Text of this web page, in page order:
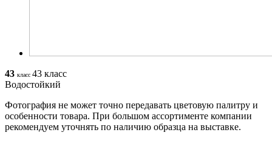
43 класс 43 класс
Водостойкий
Фотография не может точно передавать цветовую палитру и
особенности товара. При большом ассортименте компании
рекомендуем уточнять по наличию образца на выставке.